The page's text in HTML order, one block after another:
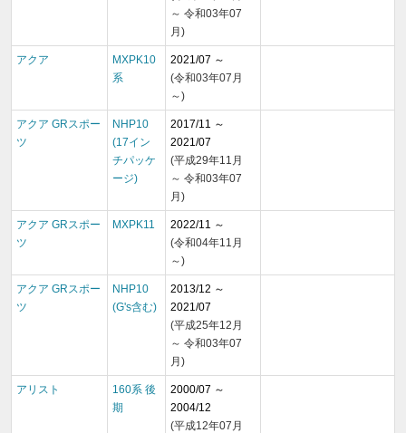
～ 令和03年07
月)
アクア
MXPK10
系
2021/07 ～
(令和03年07月
～)
アクア GRスポー
ツ
NHP10
(17イン
チパッケ
ージ)
2017/11 ～
2021/07
(平成29年11月
～ 令和03年07
月)
アクア GRスポー
ツ
MXPK11
2022/11 ～
(令和04年11月
～)
アクア GRスポー
ツ
NHP10
(G's含む)
2013/12 ～
2021/07
(平成25年12月
～ 令和03年07
月)
アリスト
160系 後
期
2000/07 ～
2004/12
(平成12年07月